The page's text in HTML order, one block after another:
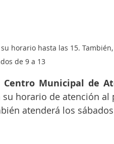
horario hasta las 15.
de 9 a 13
Centro Municipal de
su horario de atención al
atenderá los